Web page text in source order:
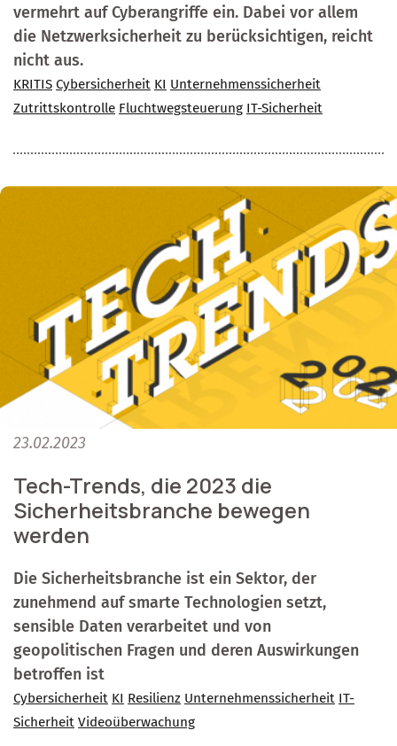
vermehrt auf Cyberangriffe ein. Dabei vor allem
die Netzwerksicherheit zu berücksichtigen, reicht
nicht aus.
KRITIS Cybersicherheit KI Unternehmenssicherheit
Zutrittskontrolle Fluchtwegsteuerung IT-Sicherheit
23.02.2023
Tech-Trends, die 2023 die
Sicherheitsbranche bewegen
werden
Die Sicherheitsbranche ist ein Sektor, der
zunehmend auf smarte Technologien setzt,
sensible Daten verarbeitet und von
geopolitischen Fragen und deren Auswirkungen
betroffen ist
Cybersicherheit KI Resilienz Unternehmenssicherheit IT-
Sicherheit Videoüberwachung